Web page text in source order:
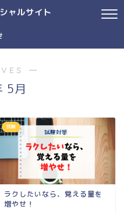
ャルサイト
―
5月
試験
ラクしたいなら、覚える量を
増やせ！